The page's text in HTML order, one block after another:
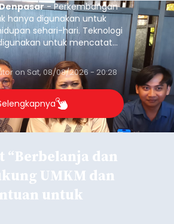
- Perkembangan
hanya digunakan untuk
sehari-hari. Teknologi
untuk mencatat
alumni dari suatu
adalah alumni SMA 1
onSat, 08/08/2026 - 20:28
“Berbelanja dan
UMKM dan
untuk